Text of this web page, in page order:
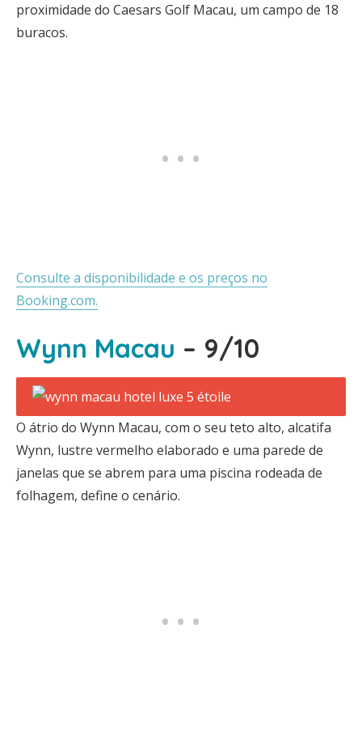
proximidade do Caesars Golf Macau, um campo de 18
buracos.
Consulte a disponibilidade e os preços no
Booking.com.
Wynn Macau – 9/10
O átrio do Wynn Macau, com o seu teto alto, alcatifa
Wynn, lustre vermelho elaborado e uma parede de
janelas que se abrem para uma piscina rodeada de
folhagem, define o cenário.